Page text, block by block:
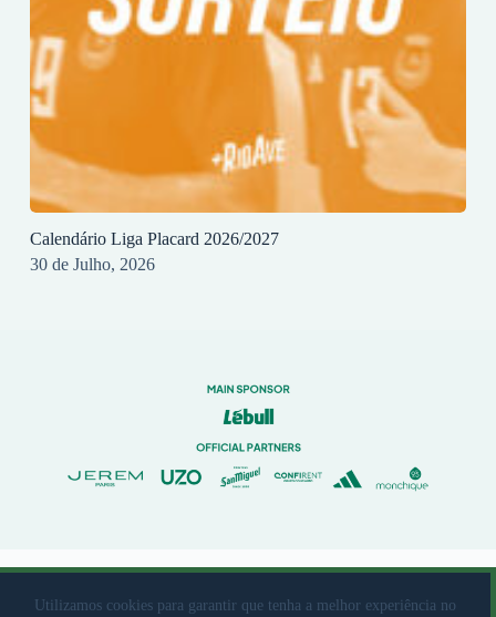
Utilizamos cookies para garantir que tenha a melhor experiência no
Calendário Liga Placard 2026/2027
30 de Julho, 2026
© 2023 Rio Ave Futebol Clube Desenvolvido porbrandit